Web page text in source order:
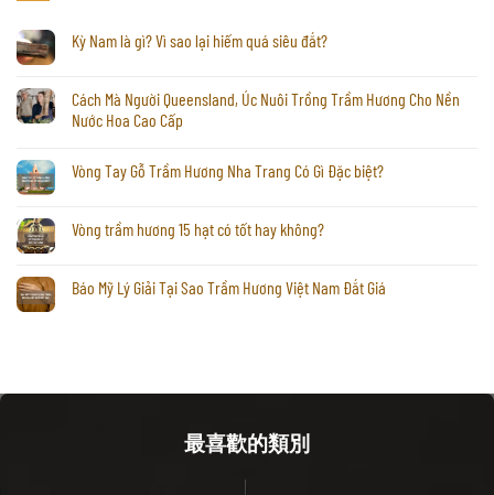
Kỳ Nam là gì? Vì sao lại hiếm quá siêu đắt?
Cách Mà Người Queensland, Úc Nuôi Trồng Trầm Hương Cho Nền
Nước Hoa Cao Cấp
Vòng Tay Gỗ Trầm Hương Nha Trang Có Gì Đặc biệt?
Vòng trầm hương 15 hạt có tốt hay không?
Báo Mỹ Lý Giải Tại Sao Trầm Hương Việt Nam Đắt Giá
最喜歡的類別